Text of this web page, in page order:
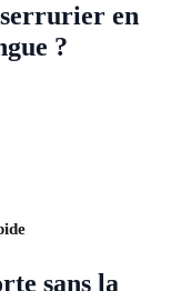
en
?
sans la